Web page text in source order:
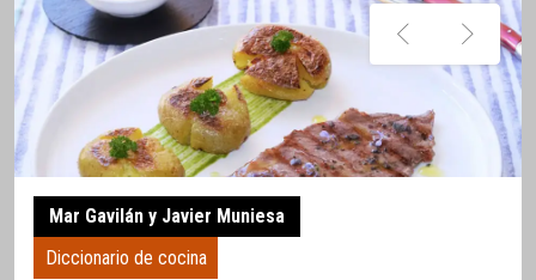
Mar Gavilán y Javier Muniesa
Diccionario de cocina